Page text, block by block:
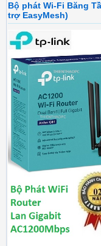
Bộ phát Wi-Fi Băng
trợ EasyMesh)